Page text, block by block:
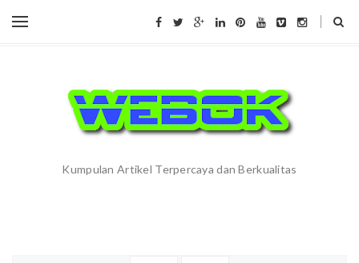
Kumpulan Artikel Terpercaya dan Berkualitas